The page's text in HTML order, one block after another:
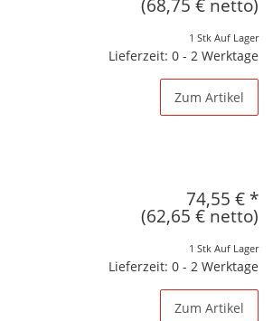
(68,75 € netto)
1 Stk Auf Lager
Lieferzeit: 0 - 2 Werktage
Zum Artikel
74,55 € *
(62,65 € netto)
1 Stk Auf Lager
Lieferzeit: 0 - 2 Werktage
Zum Artikel